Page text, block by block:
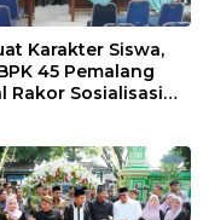
Karakter Siswa,
45 Pemalang
Rakor Sosialisasi